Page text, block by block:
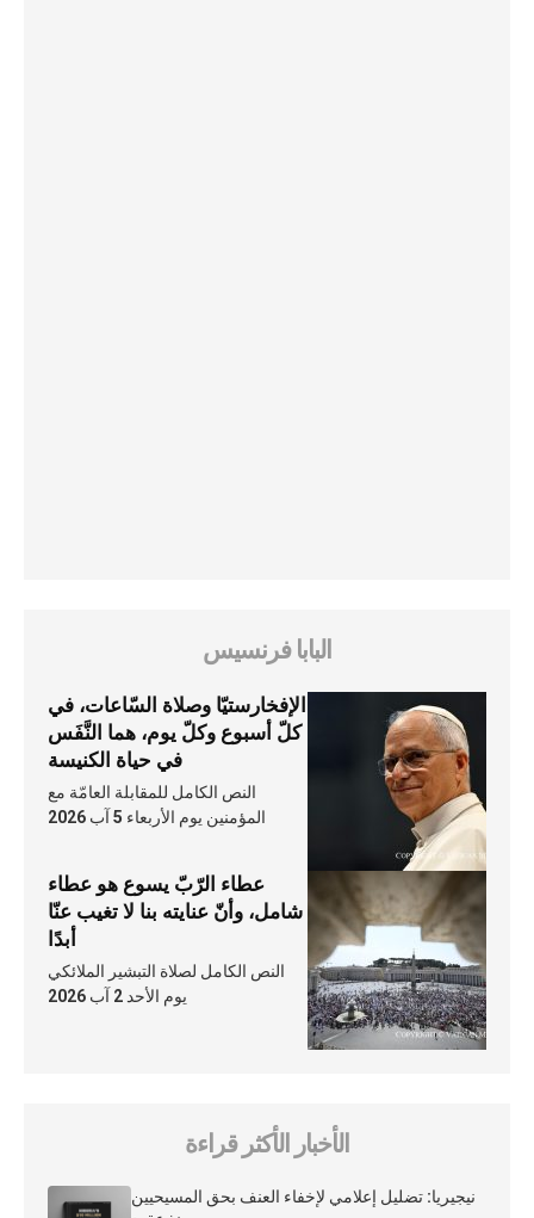
البابا فرنسيس
الإفخارستيّا وصلاة السّاعات، في
كلّ أسبوع وكلّ يوم، هما النَّفَس
في حياة الكنيسة
النص الكامل للمقابلة العامّة مع
المؤمنين يوم الأربعاء 5 آب 2026
عطاء الرّبّ يسوع هو عطاء
شامل، وأنّ عنايته بنا لا تغيب عنّا
أبدًا
النص الكامل لصلاة التبشير الملائكي
يوم الأحد 2 آب 2026
الأخبار الأكثر قراءة
نيجيريا: تضليل إعلامي لإخفاء العنف بحق المسيحيين